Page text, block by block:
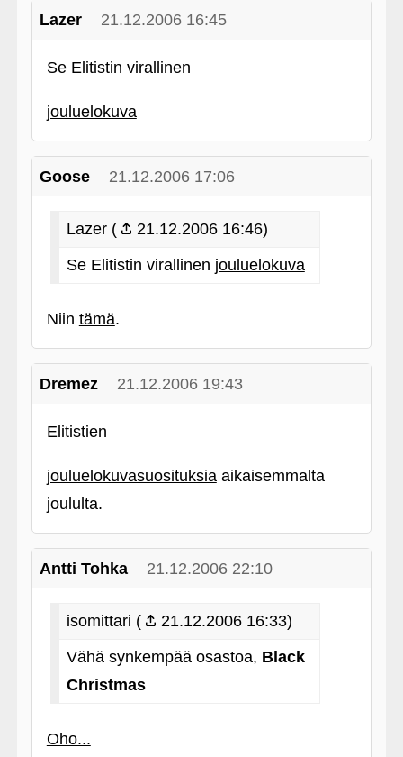
Lazer 21.12.2006 16:45
Se Elitistin virallinen
jouluelokuva
Goose 21.12.2006 17:06
Lazer (
21.12.2006 16:46)
Se Elitistin virallinen jouluelokuva
Niin tämä.
Dremez 21.12.2006 19:43
Elitistien
jouluelokuvasuosituksiaaikaisemmalta
joululta.
Antti Tohka 21.12.2006 22:10
isomittari (
21.12.2006 16:33)
Vähä synkempää osastoa, Black
Christmas
Oho...